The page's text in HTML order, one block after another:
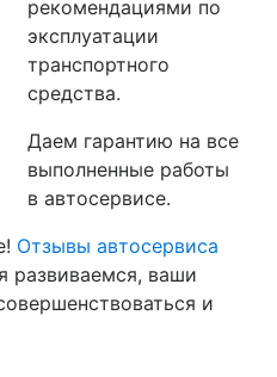
рекомендациями по
эксплуатации
транспортного
средства.
Даем гарантию на все
выполненные работы
в автосервисе.
Отзывы автосервиса
развиваемся, ваши
и